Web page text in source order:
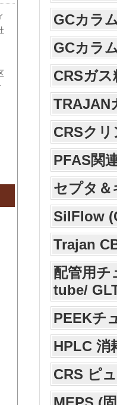
GCカラ
GCカラ
CRSガ
TRAJAN
CRSク
PFAS関
セプタ＆
SilFlow
Trajan
配管用
tube/
PEEKチ
HPLC 消
CRS ピ